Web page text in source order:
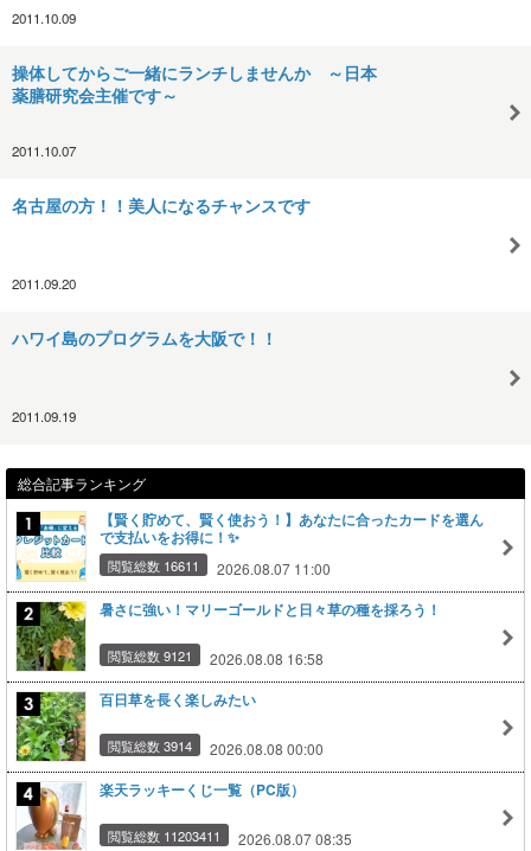
2011.10.09
操体してからご一緒にランチしませんか ～日本
薬膳研究会主催です～
2011.10.07
名古屋の方！！美人になるチャンスです
2011.09.20
ハワイ島のプログラムを大阪で！！
2011.09.19
総合記事ランキング
【賢く貯めて、賢く使おう！】あなたに合ったカードを選ん
で支払いをお得に！✨
閲覧総数 16611 2026.08.07 11:00
暑さに強い！マリーゴールドと日々草の種を採ろう！
閲覧総数 9121 2026.08.08 16:58
百日草を長く楽しみたい
閲覧総数 3914 2026.08.08 00:00
楽天ラッキーくじ一覧（PC版）
閲覧総数 11203411 2026.08.07 08:35